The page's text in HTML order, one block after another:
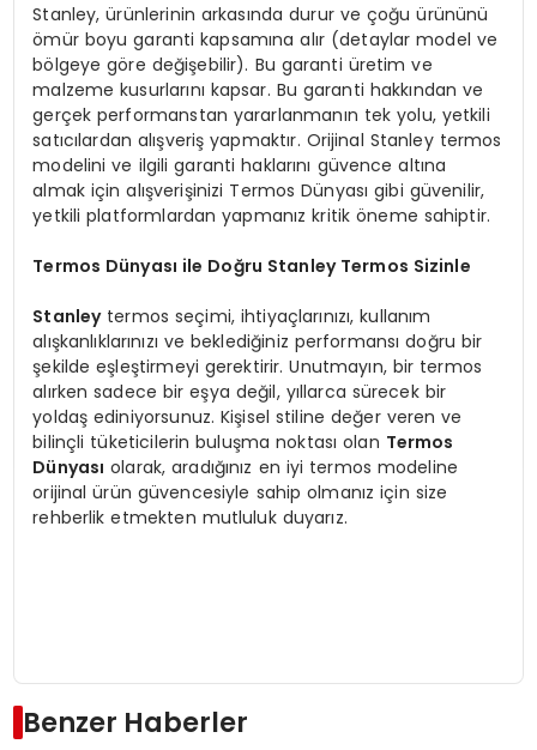
Stanley, ürünlerinin arkasında durur ve çoğu ürününü
ömür boyu garanti kapsamına alır (detaylar model ve
bölgeye göre değişebilir). Bu garanti üretim ve
malzeme kusurlarını kapsar. Bu garanti hakkından ve
gerçek performanstan yararlanmanın tek yolu, yetkili
satıcılardan alışveriş yapmaktır. Orijinal Stanley termos
modelini ve ilgili garanti haklarını güvence altına
almak için alışverişinizi Termos Dünyası gibi güvenilir,
yetkili platformlardan yapmanız kritik öneme sahiptir.
Termos Dünyası ile Doğru Stanley Termos Sizinle
Stanleytermos seçimi, ihtiyaçlarınızı, kullanım
alışkanlıklarınızı ve beklediğiniz performansı doğru bir
şekilde eşleştirmeyi gerektirir. Unutmayın, bir termos
alırken sadece bir eşya değil, yıllarca sürecek bir
yoldaş ediniyorsunuz. Kişisel stiline değer veren ve
bilinçli tüketicilerin buluşma noktası olan Termos
Dünyası olarak, aradığınız en iyi termos modeline
orijinal ürün güvencesiyle sahip olmanız için size
rehberlik etmekten mutluluk duyarız.
Benzer Haberler